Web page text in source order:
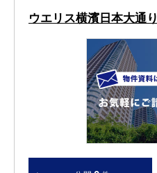
ウエリス横濱日本大通り